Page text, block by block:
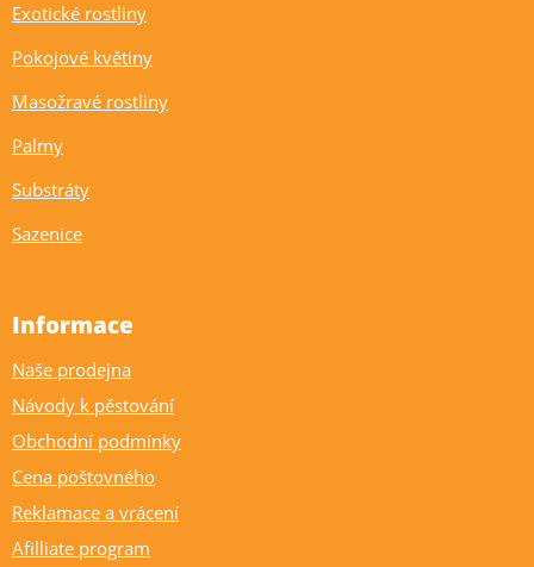
Exotické rostliny
Pokojové květiny
Masožravé rostliny
Palmy
Substráty
Sazenice
Informace
Naše prodejna
Návody k pěstování
Obchodní podmínky
Cena poštovného
Reklamace a vrácení
Afilliate program